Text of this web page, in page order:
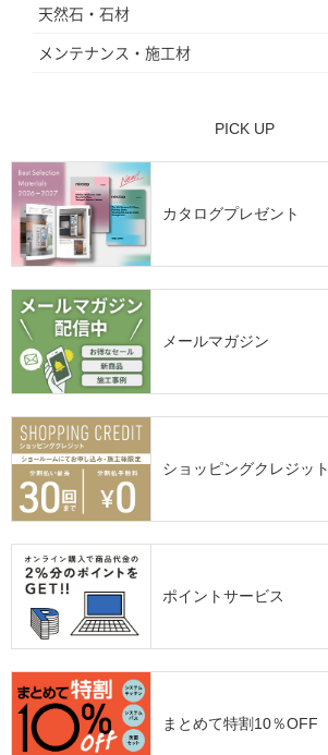
天然石・石材
メンテナンス・施工材
PICK UP
カタログプレゼント
メールマガジン
ショッピングクレジット
ポイントサービス
まとめて特割10％OFF